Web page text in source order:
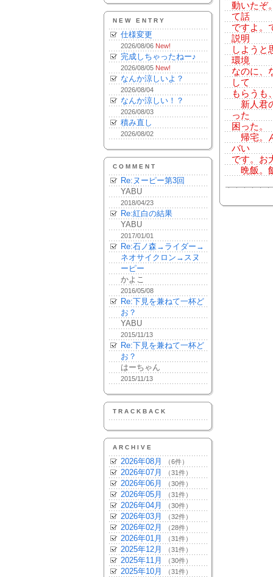
NEW ENTRY
仕様変更
2026/08/06 New!
完成しちゃったねー♪
2026/08/05 New!
なんか涼しいよ？
2026/08/04
なんか涼しい！？
2026/08/03
積み直し
2026/08/02
COMMENT
Re:ヌーピー第3回
YABU
2018/04/23
Re:紅白の結果
YABU
2017/01/01
Re:石ノ森→ライダー→
ネオサイクロン→スヌ
ーピー
かよこ
2016/05/08
Re:下見を兼ねて一杯ど
お？
YABU
2015/11/13
Re:下見を兼ねて一杯ど
お？
はーちゃん
2015/11/13
TRACKBACK
ARCHIVE
2026年08月 （6件）
2026年07月 （31件）
2026年06月 （30件）
2026年05月 （31件）
2026年04月 （30件）
2026年03月 （32件）
2026年02月 （28件）
2026年01月 （31件）
2025年12月 （31件）
2025年11月 （30件）
2025年10月 （31件）
動いたぞ
て話
ですよ。
説明
しようと
環境
なのに、
して
もらうも
新人君
った
困った。
帰宅。
バい
です。お
晩飯。